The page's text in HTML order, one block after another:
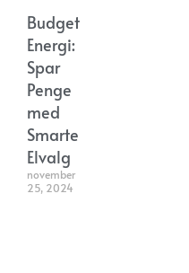
Budget
Energi:
Spar
Penge
med
Smarte
Elvalg
november
25, 2024